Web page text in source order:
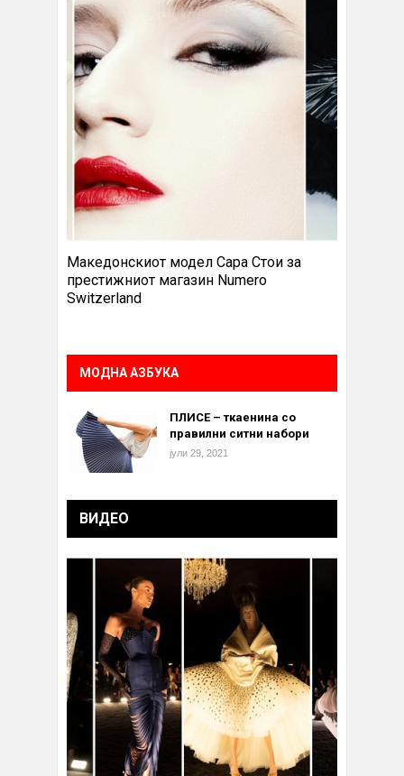
Македонскиот модел Сара Стои за
престижниот магазин Numero
Switzerland
МОДНА АЗБУКА
ПЛИСЕ – ткаенина со
правилни ситни набори
јули 29, 2021
ВИДЕО